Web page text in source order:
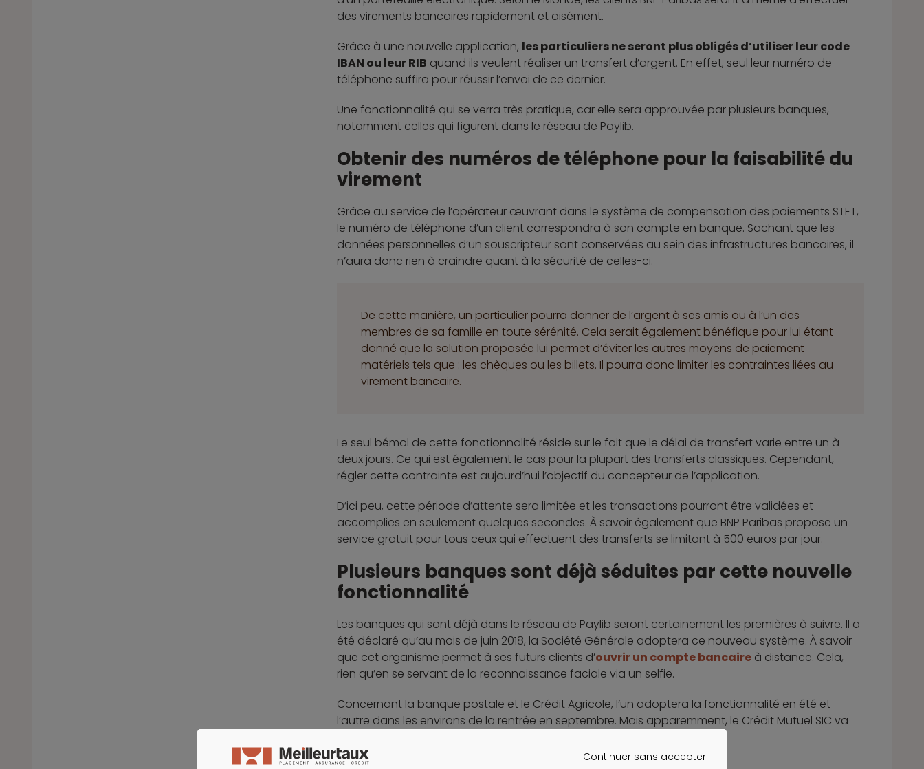
des virements bancaires rapidement et aisément.
Grâce à une nouvelle application, les particuliers ne seront plus obligés d’utiliser leur code
IBAN ou leur RIB quand ils veulent réaliser un transfert d’argent. En effet, seul leur numéro de
téléphone suffira pour réussir l’envoi de ce dernier.
Une fonctionnalité qui se verra très pratique, car elle sera approuvée par plusieurs banques,
notamment celles qui figurent dans le réseau de Paylib.
Obtenir des numéros de téléphone pour la faisabilité du
virement
Grâce au service de l’opérateur œuvrant dans le système de compensation des paiements STET,
le numéro de téléphone d’un client correspondra à son compte en banque. Sachant que les
données personnelles d’un souscripteur sont conservées au sein des infrastructures bancaires, il
n’aura donc rien à craindre quant à la sécurité de celles-ci.
De cette manière, un particulier pourra donner de l’argent à ses amis ou à l’un des
membres de sa famille en toute sérénité. Cela serait également bénéfique pour lui étant
donné que la solution proposée lui permet d’éviter les autres moyens de paiement
matériels tels que : les chèques ou les billets. Il pourra donc limiter les contraintes liées au
virement bancaire.
Le seul bémol de cette fonctionnalité réside sur le fait que le délai de transfert varie entre un à
deux jours. Ce qui est également le cas pour la plupart des transferts classiques. Cependant,
régler cette contrainte est aujourd’hui l’objectif du concepteur de l’application.
D’ici peu, cette période d’attente sera limitée et les transactions pourront être validées et
accomplies en seulement quelques secondes. À savoir également que BNP Paribas propose un
service gratuit pour tous ceux qui effectuent des transferts se limitant à 500 euros par jour.
Plusieurs banques sont déjà séduites par cette nouvelle
fonctionnalité
Les banques qui sont déjà dans le réseau de Paylib seront certainement les premières à suivre. Il a
été déclaré qu’au mois de juin 2018, la Société Générale adoptera ce nouveau système. À savoir
que cet organisme permet à ses futurs clients d’ouvrir un compte bancaire à distance. Cela,
rien qu’en se servant de la reconnaissance faciale via un selfie.
Concernant la banque postale et le Crédit Agricole, l’un adoptera la fonctionnalité en été et
l’autre dans les environs de la rentrée en septembre. Mais apparemment, le Crédit Mutuel SIC va
Continuer sans accepter